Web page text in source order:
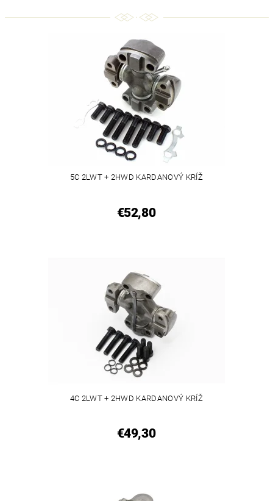
5C 2LWT + 2HWD KARDANOVÝ KRÍŽ
€52,80
4C 2LWT + 2HWD KARDANOVÝ KRÍŽ
€49,30